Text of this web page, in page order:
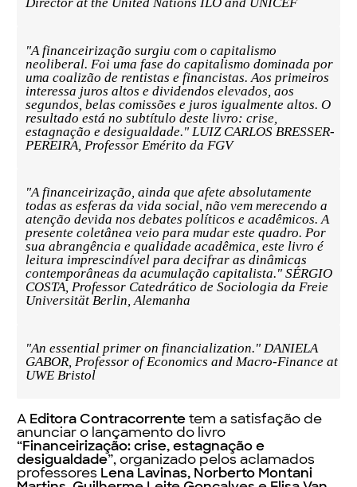
COSTA, Professor Catedrático de Sociologia da Freie
"An essential primer on financialization." DANIELA
GABOR, Professor of Economics and Macro-Finance at
UWE Bristol
AEditora Contracorrente tem a satisfação de
anunciar o lançamento do livro
professoresLena Lavinas, Norberto Montani
Martins, Guilherme Leite Gonçalves e Elisa Van
Waeyenberge.
Não existia um livro em português que
fornecesse uma visão abrangente da dinâmica
do capitalismo financeirizado nos países
desenvolvidos e nas economias emergentes. A
presente obra pretende preencher esta
lacuna, oferecendo aos leitores brasileiros uma
desenvolvimento econômico e as políticas
sociais, e as alternativas a ela. Nas palavras de
Lena Lavinas, “a obra vem agregar valor, novos
contextos, complexidade e singularidade ao
Em síntese, uma obra de leitura obrigatória aos
que se interessam pelo fundamental tema da
financeirização.
ÍNDICE